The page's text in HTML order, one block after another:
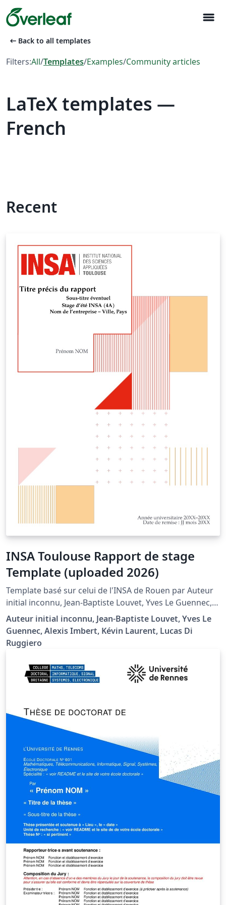
menu
arrow_left_alt Back to all templates
Filters:All/Templates/Examples/Community articles
LaTeX templates —
French
Recent
INSA Toulouse Rapport de stage
Template (uploaded 2026)
Template basé sur celui de l'INSA de Rouen par Auteur
initial inconnu, Jean-Baptiste Louvet, Yves Le Guennec,
Alexis Imbert, Kévin Laurent. Modifié par Lucas DI
RUGGIERO afin de respecter les consignes de rédaction
du département de Génie Mécanique de l'INSA
Toulouse (v. https://moodle.insa-
toulouse.fr/course/view.php?id=1222 ou document
présent dans le projet) Template respectant la charte
Auteur initial inconnu, Jean-Baptiste Louvet, Yves Le
Guennec, Alexis Imbert, Kévin Laurent, Lucas Di
Ruggiero